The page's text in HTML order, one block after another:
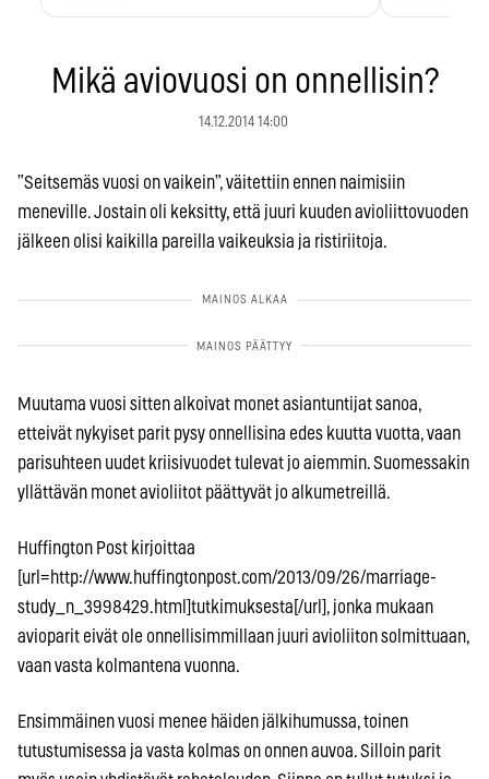
Mikä aviovuosi on onnellisin?
14.12.2014 14:00
”Seitsemäs vuosi on vaikein”, väitettiin ennen naimisiin
meneville. Jostain oli keksitty, että juuri kuuden avioliittovuoden
jälkeen olisi kaikilla pareilla vaikeuksia ja ristiriitoja.
Muutama vuosi sitten alkoivat monet asiantuntijat sanoa,
etteivät nykyiset parit pysy onnellisina edes kuutta vuotta, vaan
parisuhteen uudet kriisivuodet tulevat jo aiemmin. Suomessakin
yllättävän monet avioliitot päättyvät jo alkumetreillä.
Huffington Post kirjoittaa
[url=http://www.huffingtonpost.com/2013/09/26/marriage-
study_n_3998429.html]tutkimuksesta[/url], jonka mukaan
avioparit eivät ole onnellisimmillaan juuri avioliiton solmittuaan,
vaan vasta kolmantena vuonna.
Ensimmäinen vuosi menee häiden jälkihumussa, toinen
tutustumisessa ja vasta kolmas on onnen auvoa. Silloin parit